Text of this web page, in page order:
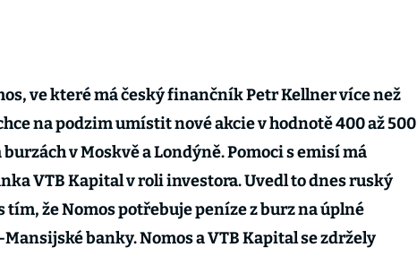
ve které má český finančník Petr Kellner více než
na podzim umístit nové akcie v hodnotě 400 až 500
v Moskvě a Londýně. Pomoci s emisí má
VTB Kapital v roli investora. Uvedl to dnes ruský
že Nomos potřebuje peníze z burz na úplné
banky. Nomos a VTB Kapital se zdržely